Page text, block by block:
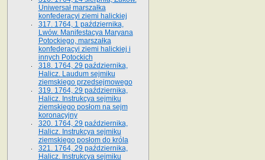
Uniwersał marszałka
konfederacyi ziemi halickiej
317. 1764, 1 października,
Lwów. Manifestacya Maryana
Potockiego, marszałka
konfederacyi ziemi halickiej i
innych Potockich
318. 1764, 29 października,
Halicz. Laudum sejmiku
ziemskiego przedsejmowego
319. 1764, 29 października,
Halicz. Instrukcya sejmiku
ziemskiego posłom na sejm
koronacyjny
320. 1764, 29 października,
Halicz. Instrukcya sejmiku
ziemskiego posłom do króla
321. 1764, 29 października,
Halicz. Instrukcya sejmiku